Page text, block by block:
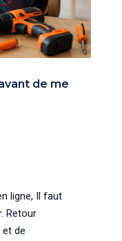
de me
ligne, Il faut
Retour
et de